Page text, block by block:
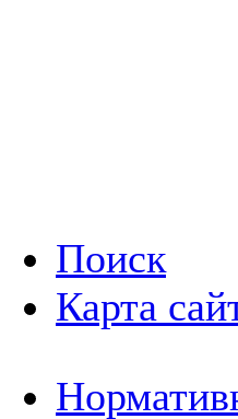
Поиск
Карта